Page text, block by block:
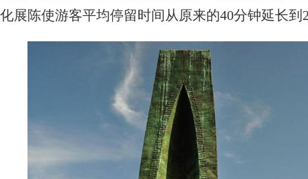
化展陈使游客平均停留时间从原来的40分钟延长到